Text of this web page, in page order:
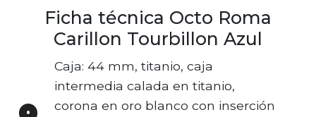
Ficha técnica Octo Roma
Carillon Tourbillon Azul
Caja: 44 mm, titanio, caja
intermedia calada en titanio,
corona en oro blanco con inserción